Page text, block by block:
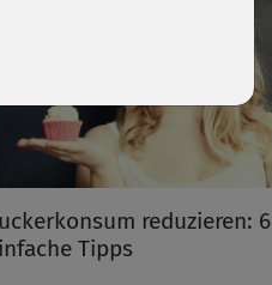
reduzieren: 6
Tipps